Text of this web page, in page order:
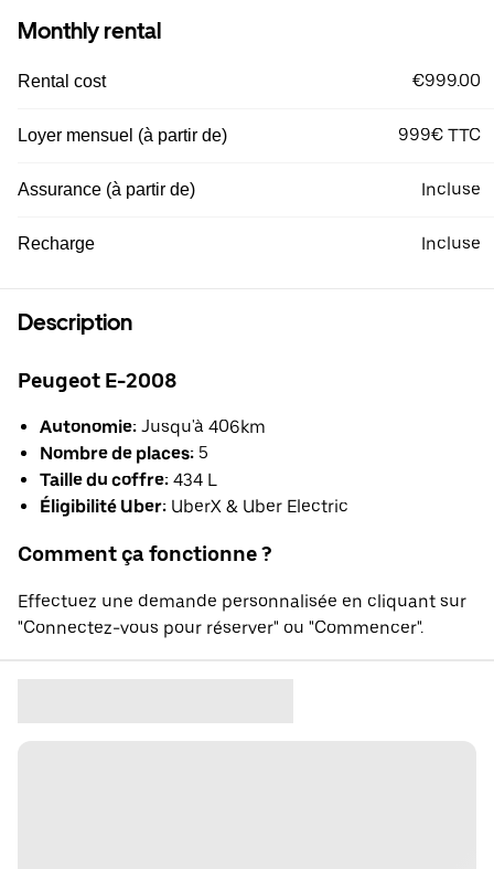
Monthly rental
Rental cost €999.00
Loyer mensuel (à partir de) 999€ TTC
Assurance (à partir de) Incluse
Recharge Incluse
Description
Peugeot E-2008
Autonomie: Jusqu'à 406km
Nombre de places: 5
Taille du coffre: 434 L
Éligibilité Uber: UberX & Uber Electric
Comment ça fonctionne ?
Effectuez une demande personnalisée en cliquant sur
"Connectez-vous pour réserver" ou "Commencer".